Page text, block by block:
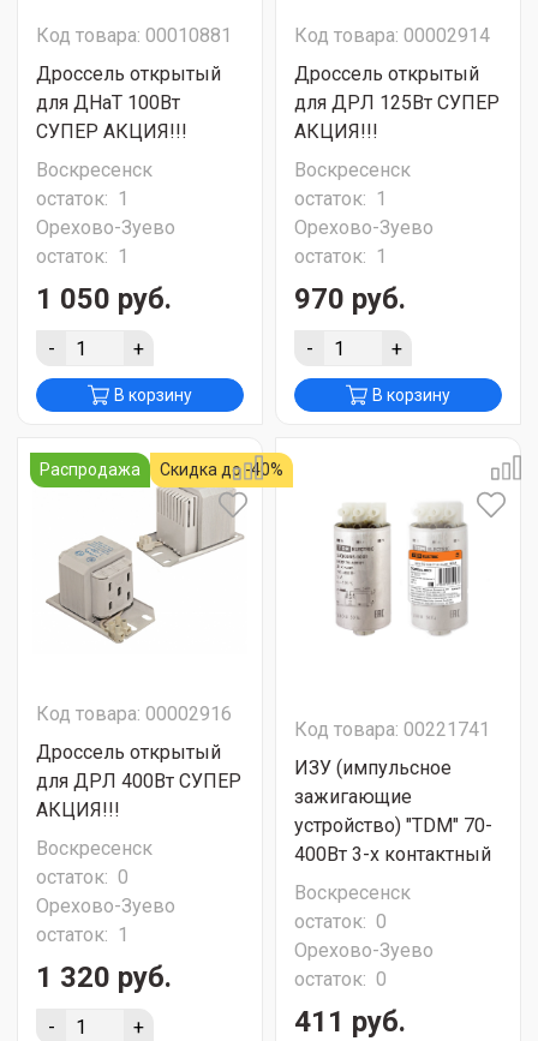
Код товара: 00010881
Дроссель открытый
для ДНаТ 100Вт
СУПЕР АКЦИЯ!!!
Воскресенск
остаток: 1
Орехово-Зуево
остаток: 1
1 050 руб.
- +
В корзину
Код товара: 00002914
Дроссель открытый
для ДРЛ 125Вт СУПЕР
АКЦИЯ!!!
Воскресенск
остаток: 1
Орехово-Зуево
остаток: 1
970 руб.
- +
В корзину
Распродажа Скидка до -40%
Код товара: 00002916
Дроссель открытый
для ДРЛ 400Вт СУПЕР
АКЦИЯ!!!
Воскресенск
остаток: 0
Орехово-Зуево
остаток: 1
1 320 руб.
- +
Код товара: 00221741
ИЗУ (импульсное
зажигающие
устройство) "TDM" 70-
400Вт 3-х контактный
Воскресенск
остаток: 0
Орехово-Зуево
остаток: 0
411 руб.